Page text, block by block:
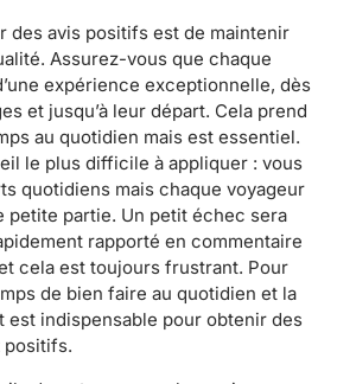
des avis positifs est de maintenir
Assurez-vous que chaque
expérience exceptionnelle, dès
et jusqu’à leur départ. Cela prend
au quotidien mais est essentiel.
le plus difficile à appliquer : vous
quotidiens mais chaque voyageur
petite partie. Un petit échec sera
rapporté en commentaire
cela est toujours frustrant. Pour
de bien faire au quotidien et la
est indispensable pour obtenir des
positifs.